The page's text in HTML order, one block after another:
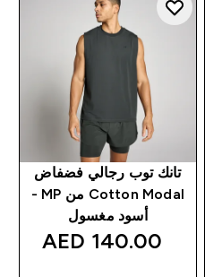
تانك توب رجالي فضفاض
Cotton Modal من MP -
أسود مغسول
140.00 AED‎